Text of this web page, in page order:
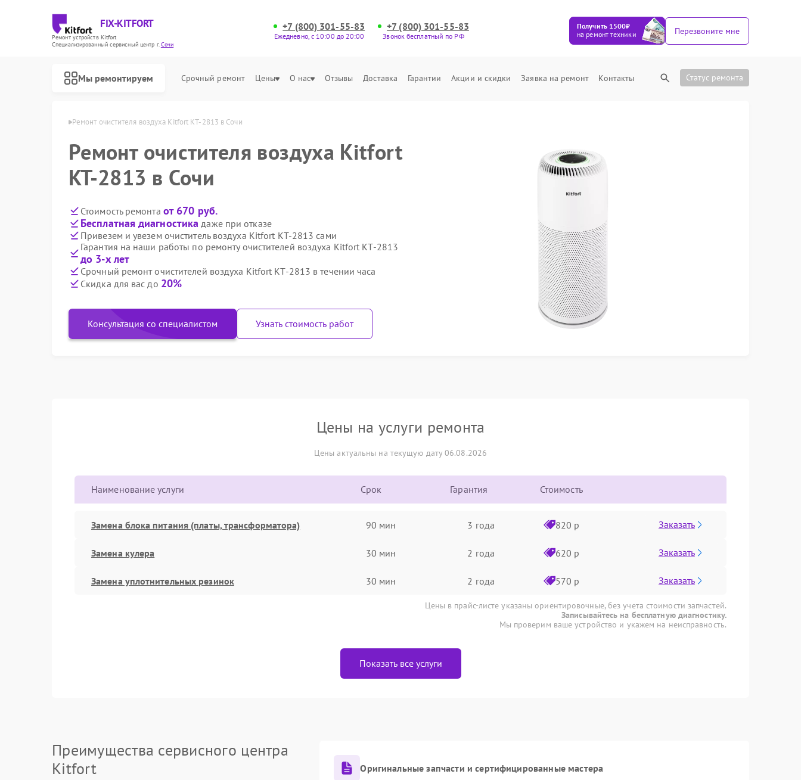
FIX-KITFORT
Ремонт устройств Kitfort
Специализированный cервисный центр г.Сочи
+7 (800) 301-55-83
Ежедневно, с 10:00 до 20:00
+7 (800) 301-55-83
Звонок бесплатный по РФ
Получить 1500₽
на ремонт техники
Перезвоните мне
Мы ремонтируем Срочный ремонт Цены О нас Отзывы Доставка Гарантии Акции и скидки Заявка на ремонт Контакты Статус ремонта
Ремонт очистителя воздуха Kitfort КТ-2813 в Сочи
Ремонт очистителя воздуха Kitfort
КТ-2813 в Сочи
Стоимость ремонта от 670 руб.
Бесплатная диагностика даже при отказе
Привезем и увезем очиститель воздуха Kitfort КТ-2813 сами
Гарантия на наши работы по ремонту очистителей воздуха Kitfort КТ-2813
до 3-х лет
Срочный ремонт очистителей воздуха Kitfort КТ-2813 в течении часа
Скидка для вас до 20%
Консультация со специалистом Узнать стоимость работ
Цены на услуги ремонта
Цены актуальны на текущую дату 06.08.2026
Наименование услуги Срок Гарантия Стоимость
Замена блока питания (платы, трансформатора) 90 мин 3 года 820 р Заказать
Замена кулера 30 мин 2 года 620 р Заказать
Замена уплотнительных резинок 30 мин 2 года 570 р Заказать
Цены в прайс-листе указаны ориентировочные, без учета стоимости запчастей.
Записывайтесь на бесплатную диагностику.
Мы проверим ваше устройство и укажем на неисправность.
Показать все услуги
Преимущества сервисного центра
Kitfort
Оригинальные запчасти и сертифицированные мастера